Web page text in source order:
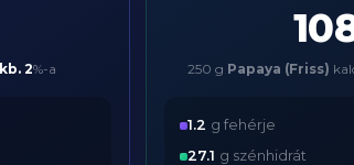
kb. 2%-a
250 g Papaya (Friss)
1.2 g fehérje
27.1 g szénhidrát